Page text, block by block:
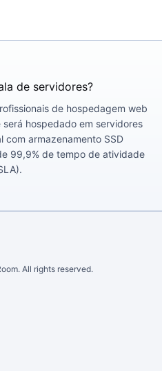
de servidores?
de hospedagem web
hospedado em servidores
com armazenamento SSD
99,9% de tempo de atividade
All rights reserved.